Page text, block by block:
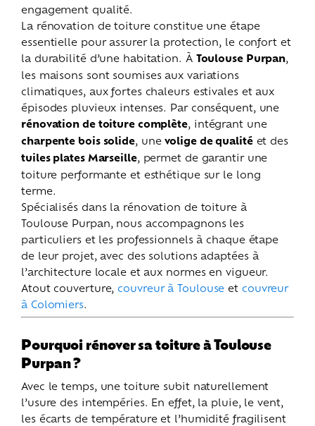
engagement qualité.
La rénovation de toiture constitue une étape
essentielle pour assurer la protection, le confort et
la durabilité d’une habitation. À Toulouse Purpan,
les maisons sont soumises aux variations
climatiques, aux fortes chaleurs estivales et aux
épisodes pluvieux intenses. Par conséquent, une
rénovation de toiture complète, intégrant une
charpente bois solide, unevolige de qualitéet des
tuiles plates Marseille, permet de garantir une
toiture performante et esthétique sur le long
terme.
Spécialisés dans la rénovation de toiture à
Toulouse Purpan, nous accompagnons les
particuliers et les professionnels à chaque étape
de leur projet, avec des solutions adaptées à
l’architecture locale et aux normes en vigueur.
Atout couverture, couvreur à Toulouse et couvreur
à Colomiers.
Pourquoi rénover sa toiture à Toulouse
Purpan ?
Avec le temps, une toiture subit naturellement
l’usure des intempéries. En effet, la pluie, le vent,
les écarts de température et l’humidité fragilisent